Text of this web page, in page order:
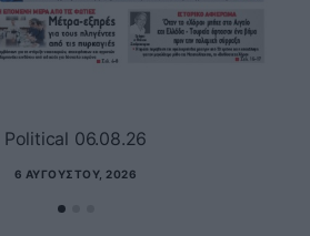
Political 06.08.26
6 ΑΥΓΟΎΣΤΟΥ, 2026